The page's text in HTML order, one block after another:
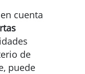
cuenta
de
puede